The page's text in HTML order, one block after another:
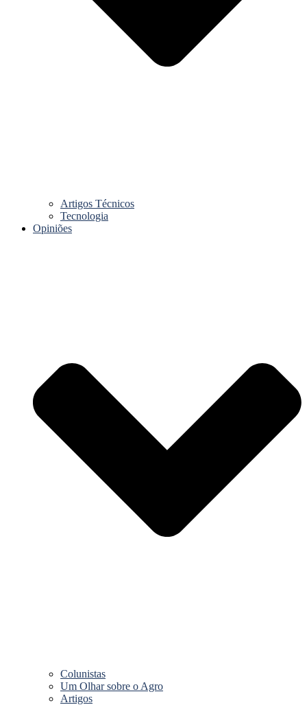
Artigos Técnicos
Tecnologia
Opiniões
Colunistas
Um Olhar sobre o Agro
Artigos